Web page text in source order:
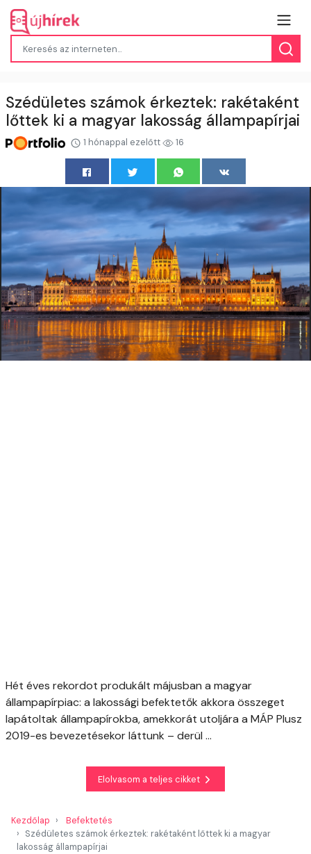
Szédületes számok érkeztek: rakétaként
lőttek ki a magyar lakosság állampapírjai
1 hónappal ezelőtt 16
Hét éves rekordot produkált májusban a magyar
állampapírpiac: a lakossági befektetők akkora összeget
lapátoltak állampapírokba, amekkorát utoljára a MÁP Plusz
2019-es bevezetésekor láttunk – derül ...
Elolvasom a teljes cikket
Kezdőlap
Befektetés
Szédületes számok érkeztek: rakétaként lőttek ki a magyar
lakosság állampapírjai